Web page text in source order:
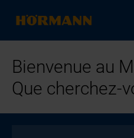
Bienvenue au
Que cherchez-